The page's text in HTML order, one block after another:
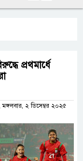
প্রথমার্ধে
২ ডিসেম্বর ২০২৫